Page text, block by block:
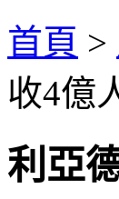
首頁 >
收4億
利亞